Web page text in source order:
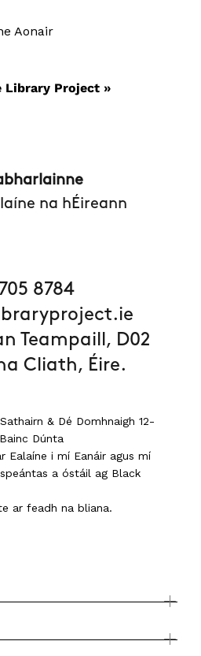
Library Project »
na hÉireann
8784
Teampaill, D02
Cliath, Éire.
& Dé Domhnaigh 12-
Dúnta
Ealaíne i mí Eanáir agus mí
a óstáil ag Black
ar feadh na bliana.